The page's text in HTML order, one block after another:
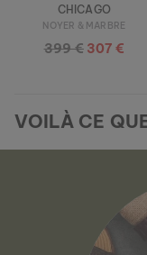
Nouveau
CHICAGO
NOYER & MARBRE
399 € 307 €
VOILÀ CE